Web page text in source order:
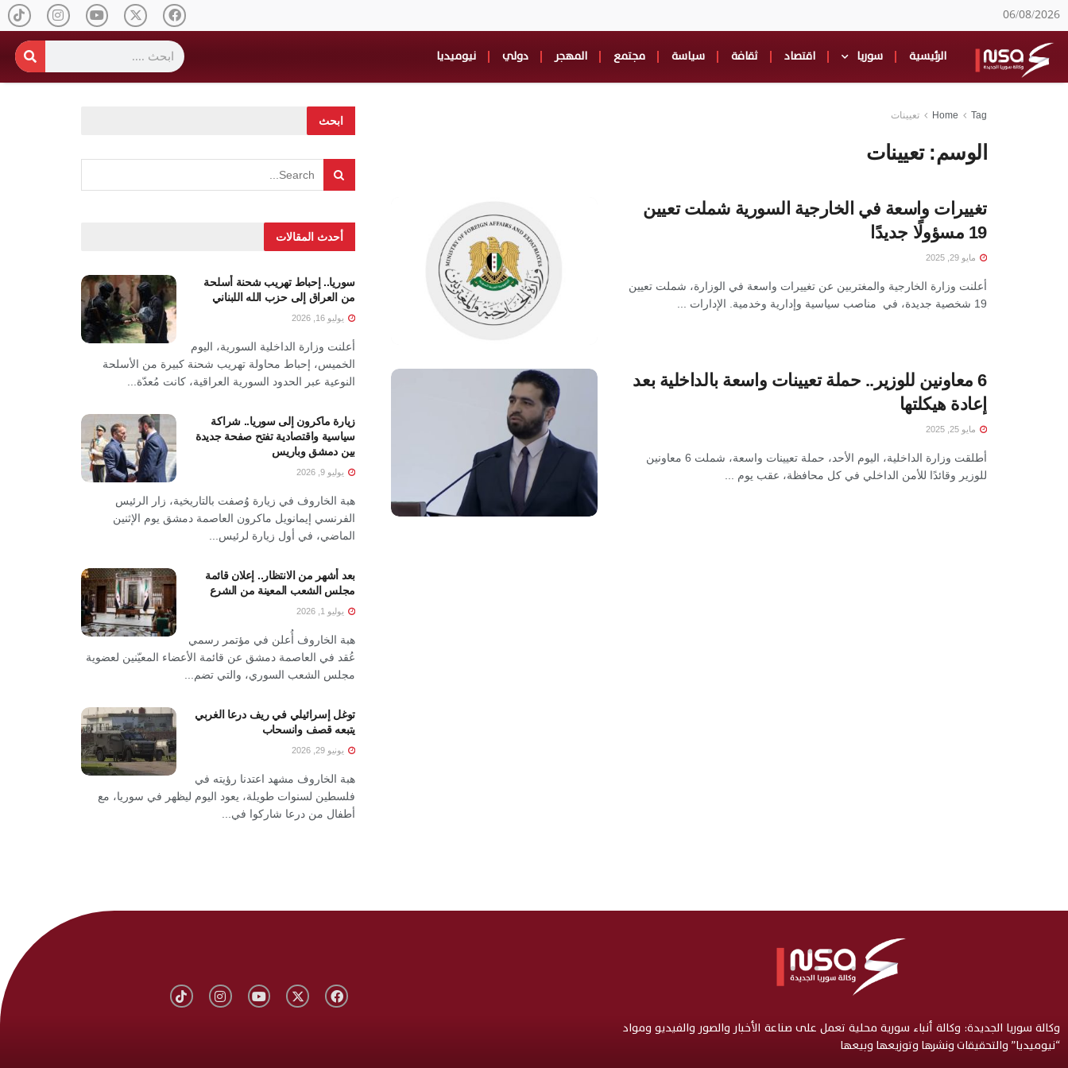
06/08/2026
الرئيسية سوريا اقتصاد ثقافة سياسة مجتمع المهجر دولي نيوميديا
Home Tag تعيينات
الوسم:تعيينات
تغييرات واسعة في الخارجية السورية شملت تعيين
19 مسؤولًا جديدًا
مايو 29, 2025
أعلنت وزارة الخارجية والمغتربين عن تغييرات واسعة في الوزارة، شملت تعيين
19 شخصية جديدة، في مناصب سياسية وإدارية وخدمية. الإدارات ...
6 معاونين للوزير.. حملة تعيينات واسعة بالداخلية بعد
إعادة هيكلتها
مايو 25, 2025
أطلقت وزارة الداخلية، اليوم الأحد، حملة تعيينات واسعة، شملت 6 معاونين
للوزير وقائدًا للأمن الداخلي في كل محافظة، عقب يوم ...
ابحث
أحدث المقالات
سوريا.. إحباط تهريب شحنة أسلحة
من العراق إلى حزب الله اللبناني
يوليو 16, 2026
أعلنت وزارة الداخلية السورية، اليوم
الخميس، إحباط محاولة تهريب شحنة كبيرة من الأسلحة
النوعية عبر الحدود السورية العراقية، كانت مُعدّة...
زيارة ماكرون إلى سوريا.. شراكة
سياسية واقتصادية تفتح صفحة جديدة
بين دمشق وباريس
يوليو 9, 2026
هبة الخاروف في زيارة وُصفت بالتاريخية، زار الرئيس
الفرنسي إيمانويل ماكرون العاصمة دمشق يوم الإثنين
الماضي، في أول زيارة لرئيس...
بعد أشهر من الانتظار.. إعلان قائمة
مجلس الشعب المعينة من الشرع
يوليو 1, 2026
هبة الخاروف أُعلن في مؤتمر رسمي
عُقد في العاصمة دمشق عن قائمة الأعضاء المعيّنين لعضوية
مجلس الشعب السوري، والتي تضم...
توغل إسرائيلي في ريف درعا الغربي
يتبعه قصف وانسحاب
يونيو 29, 2026
هبة الخاروف مشهد اعتدنا رؤيته في
فلسطين لسنوات طويلة، يعود اليوم ليظهر في سوريا، مع
أطفال من درعا شاركوا في...
وكالة سوريا الجديدة: وكالة أنباء سورية محلية تعمل على صناعة الأخبار والصور والفيديو ومواد
“نيوميديا” والتحقيقات ونشرها وتوزيعها وبيعها